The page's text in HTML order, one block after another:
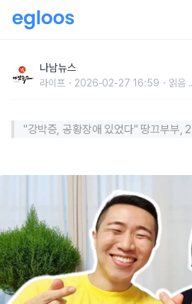
나남뉴스
라이프 2026-02-27 16:59 읽음
"강박증, 공황장애 있었다" 땅​끄부부,